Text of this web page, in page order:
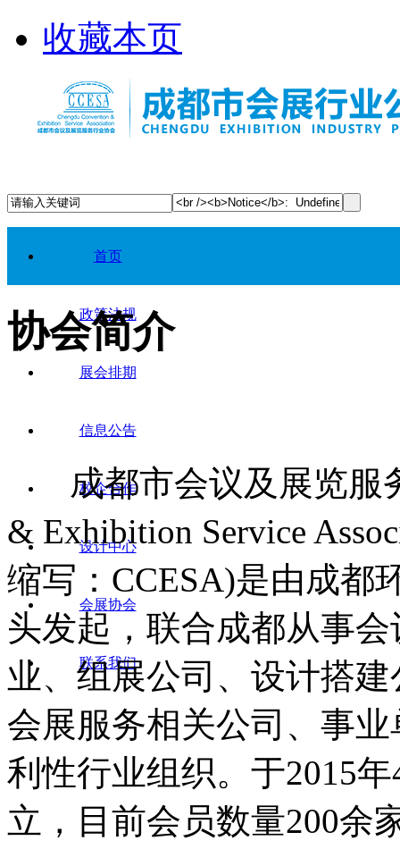
收藏本页
首页
政策法规
展会排期
信息公告
校企合作
设计中心
会展协会
联系我们
协会简介
成都市会议及展览服务
& Exhibition Service
缩写：CCESA)是由成都
头发起，联合成都从事
业、组展公司、设计搭
会展服务相关公司、事
利性行业组织。于2015
立，目前会员数量200余